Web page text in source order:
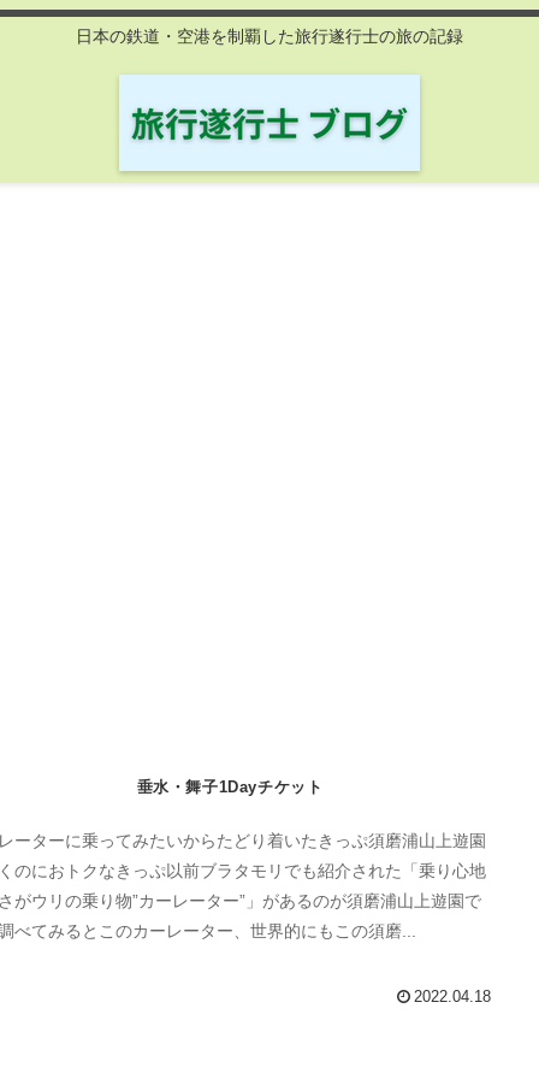
日本の鉄道・空港を制覇した旅行遂行士の旅の記録
垂水・舞子1Dayチケット
ーターに乗ってみたいからたどり着いたきっぷ須磨浦山上遊園
のにおトクなきっぷ以前ブラタモリでも紹介された「乗り心地
がウリの乗り物”カーレーター”」があるのが須磨浦山上遊園で
べてみるとこのカーレーター、世界的にもこの須磨...
2022.04.18